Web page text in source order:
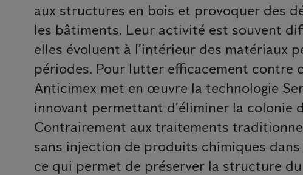
aux structures en bois et provoquer des
les bâtiments. Leur activité est souvent
elles évoluent à l’intérieur des matériaux
périodes. Pour lutter efficacement contre
Anticimex met en œuvre la technologie
innovant permettant d’éliminer la colonie
Contrairement aux traitements
sans injection de produits chimiques
ce qui permet de préserver la structure